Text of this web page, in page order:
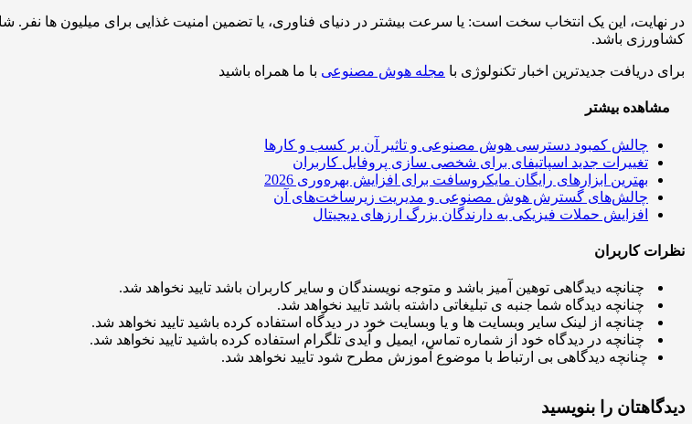
در نهایت، این یک انتخاب سخت است: یا سرعت بیشتر در دنیای فناوری، یا تضمین امنیت غذایی برای میلیون ها نفر.
کشاورزی باشد.
برای دریافت جدیدترین اخبار تکنولوژی با مجله هوش مصنوعی با ما همراه باشید
مشاهده بیشتر
چالش کمبود دسترسی هوش مصنوعی و تاثیر آن بر کسب و کارها
تغییرات جدید اسپاتیفای برای شخصی سازی پروفایل کاربران
بهترین ابزارهای رایگان مایکروسافت برای افزایش بهره‌وری 2026
چالش‌های گسترش هوش مصنوعی و مدیریت زیرساخت‌های آن
افزایش حملات فیزیکی به دارندگان بزرگ ارزهای دیجیتال
نظرات کاربران
چنانچه دیدگاهی توهین آمیز باشد و متوجه نویسندگان و سایر کاربران باشد تایید نخواهد شد.
چنانچه دیدگاه شما جنبه ی تبلیغاتی داشته باشد تایید نخواهد شد.
چنانچه از لینک سایر وبسایت ها و یا وبسایت خود در دیدگاه استفاده کرده باشید تایید نخواهد شد.
چنانچه در دیدگاه خود از شماره تماس، ایمیل و آیدی تلگرام استفاده کرده باشید تایید نخواهد شد.
چنانچه دیدگاهی بی ارتباط با موضوع آموزش مطرح شود تایید نخواهد شد.
دیدگاهتان را بنویسید